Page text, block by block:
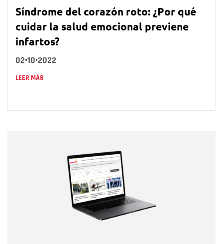
Síndrome del corazón roto: ¿Por qué
cuidar la salud emocional previene
infartos?
02•10•2022
LEER MÁS
Correo electrónico
Tipo de comentario